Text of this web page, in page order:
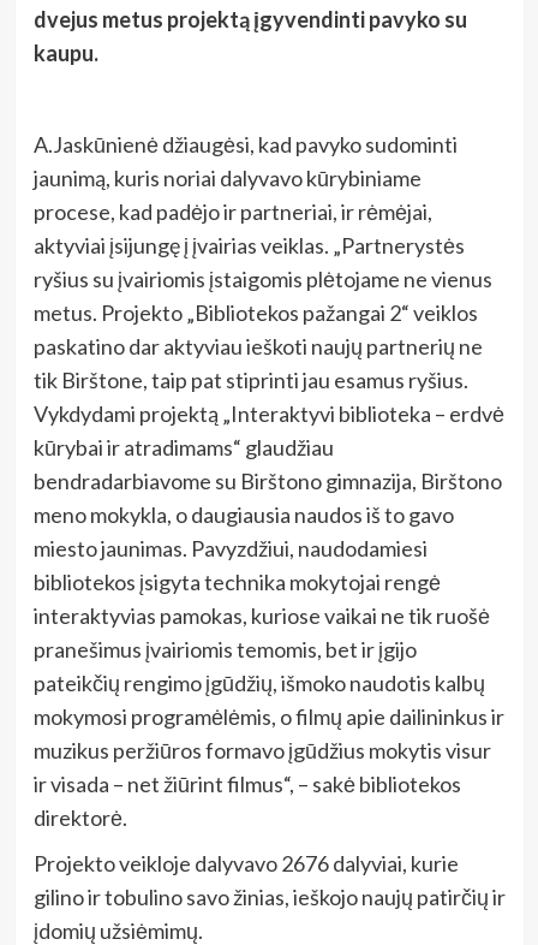
dvejus metus projektą įgyvendinti pavyko su
kaupu.
A.Jaskūnienė džiaugėsi, kad pavyko sudominti
jaunimą, kuris noriai dalyvavo kūrybiniame
procese, kad padėjo ir partneriai, ir rėmėjai,
aktyviai įsijungę į įvairias veiklas. „Partnerystės
ryšius su įvairiomis įstaigomis plėtojame ne vienus
metus. Projekto „Bibliotekos pažangai 2“ veiklos
paskatino dar aktyviau ieškoti naujų partnerių ne
tik Birštone, taip pat stiprinti jau esamus ryšius.
Vykdydami projektą „Interaktyvi biblioteka – erdvė
kūrybai ir atradimams“ glaudžiau
bendradarbiavome su Birštono gimnazija, Birštono
meno mokykla, o daugiausia naudos iš to gavo
miesto jaunimas. Pavyzdžiui, naudodamiesi
bibliotekos įsigyta technika mokytojai rengė
interaktyvias pamokas, kuriose vaikai ne tik ruošė
pranešimus įvairiomis temomis, bet ir įgijo
pateikčių rengimo įgūdžių, išmoko naudotis kalbų
mokymosi programėlėmis, ofilmų apie dailininkus ir
muzikus peržiūros formavo įgūdžius mokytis visur
ir visada – net žiūrint filmus“, – sakė bibliotekos
direktorė.
Projekto veikloje dalyvavo 2676 dalyviai, kurie
gilino ir tobulino savo žinias, ieškojo naujų patirčių ir
įdomių užsiėmimų.